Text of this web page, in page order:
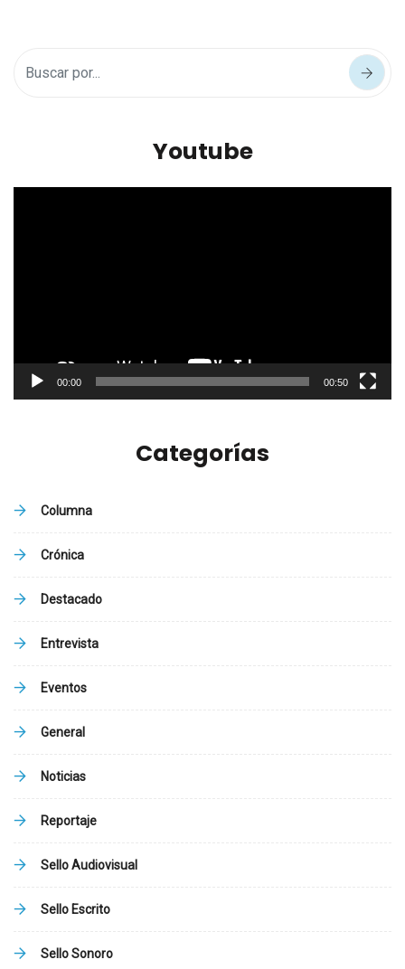
Youtube
00:00 00:50
Categorías
Columna
Crónica
Destacado
Entrevista
Eventos
General
Noticias
Reportaje
Sello Audiovisual
Sello Escrito
Sello Sonoro